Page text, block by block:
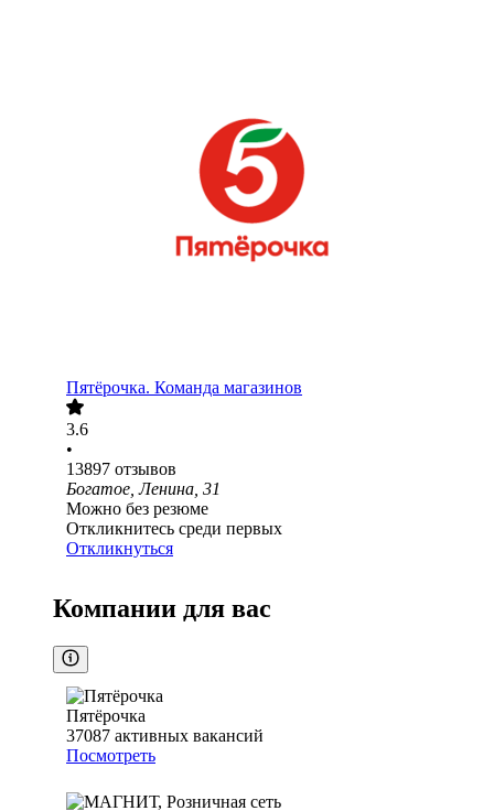
Пятёрочка. Команда магазинов
3.6
•
13897 отзывов
Богатое, Ленина, 31
Можно без резюме
Откликнитесь среди первых
Откликнуться
Компании для вас
Пятёрочка
37087 активных вакансий
Посмотреть